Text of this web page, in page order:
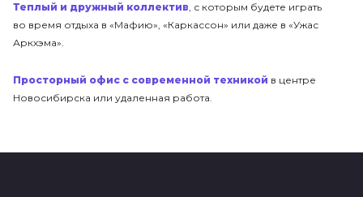
Теплый и дружный коллектив, с которым будете играть
во время отдыха в «Мафию», «Каркассон» или даже в «Ужас
Аркхэма».
Просторный офис с современной техникой в центре
Новосибирска или удаленная работа.